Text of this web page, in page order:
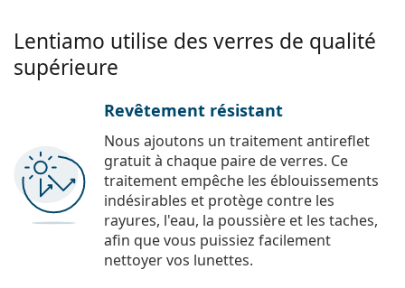
Lentiamo utilise des verres de qualité
supérieure
Revêtement résistant
Nous ajoutons un traitement antireflet
gratuit à chaque paire de verres. Ce
traitement empêche les éblouissements
indésirables et protège contre les
rayures, l'eau, la poussière et les taches,
afin que vous puissiez facilement
nettoyer vos lunettes.